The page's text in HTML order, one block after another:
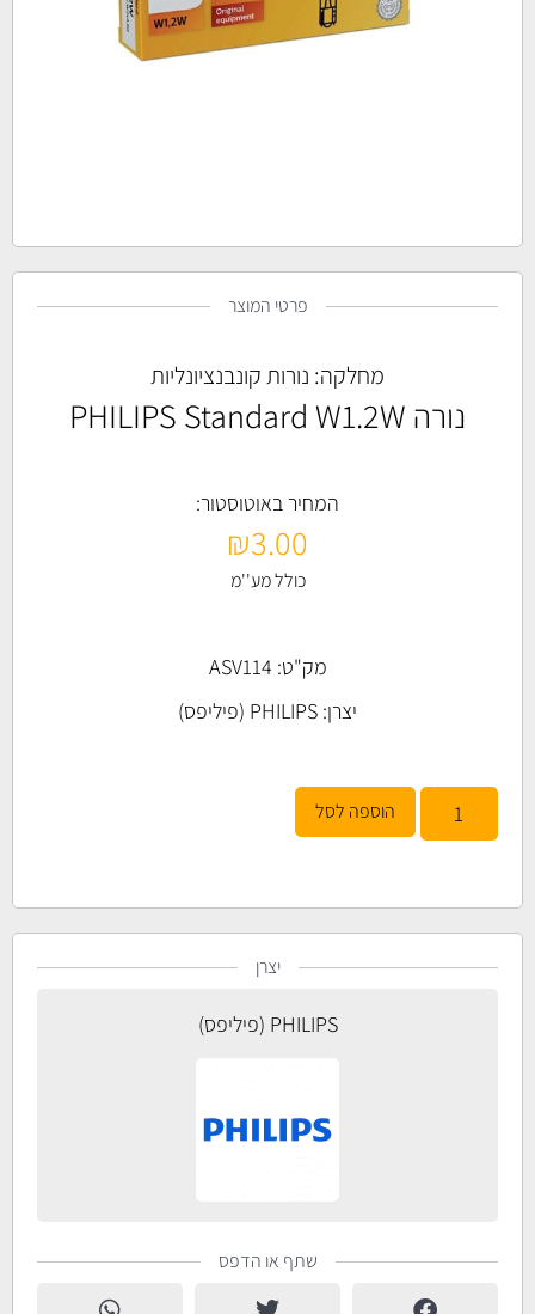
פרטי המוצר
מחלקה: נורות קונבנציונליות
נורה PHILIPS Standard W1.2W
המחיר באוטוסטור:
₪3.00
כולל מע''מ
מק"ט: ASV114
יצרן: PHILIPS (פיליפס)
הוספה לסל
יצרן
PHILIPS (פיליפס)
שתף או הדפס